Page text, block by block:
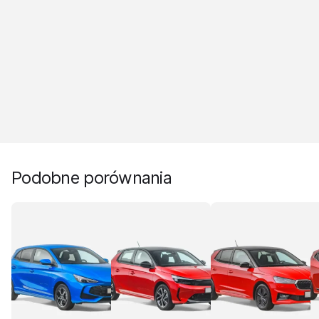
Podobne porównania